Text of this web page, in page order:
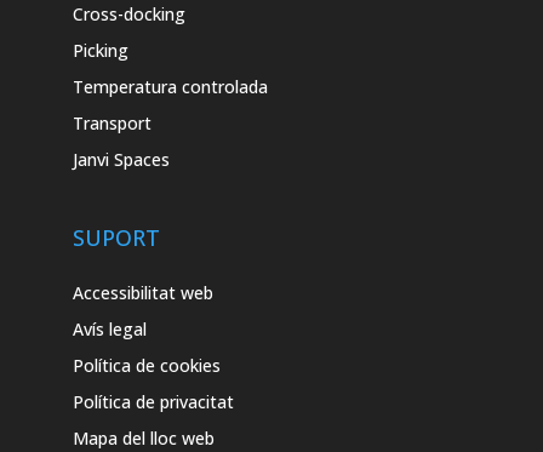
Cross-docking
Picking
Temperatura controlada
Transport
Janvi Spaces
SUPORT
Accessibilitat web
Avís legal
Política de cookies
Política de privacitat
Mapa del lloc web